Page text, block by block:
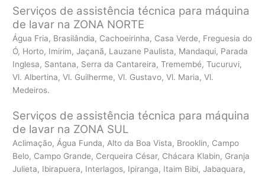
Serviços de assistência técnica para máquina
de lavar na ZONA NORTE
Água Fria, Brasilândia, Cachoeirinha, Casa Verde, Freguesia do
Ó, Horto, Imirim, Jaçanã, Lauzane Paulista, Mandaqui, Parada
Inglesa, Santana, Serra da Cantareira, Tremembé, Tucuruvi,
Vl. Albertina, Vl. Guilherme, Vl. Gustavo, Vl. Maria, Vl.
Medeiros.
Serviços de assistência técnica para máquina
de lavar na ZONA SUL
Aclimação, Água Funda, Alto da Boa Vista, Brooklin, Campo
Belo, Campo Grande, Cerqueira César, Chácara Klabin, Granja
Julieta, Ibirapuera, Interlagos, Ipiranga, Itaim Bibi, Jabaquara,